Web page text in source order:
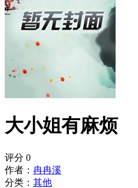
大小姐有麻烦
评分 0
作者： 冉冉溪
分类： 其他